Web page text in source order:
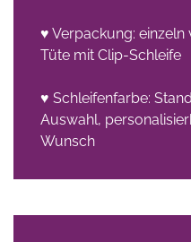
♥ Verpackung:
Tüte mit Clip-Schleife
♥ Schleifenfarbe:
Auswahl,
Wunsch